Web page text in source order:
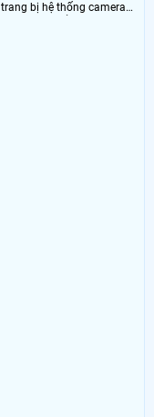
trang bị hệ thống camera